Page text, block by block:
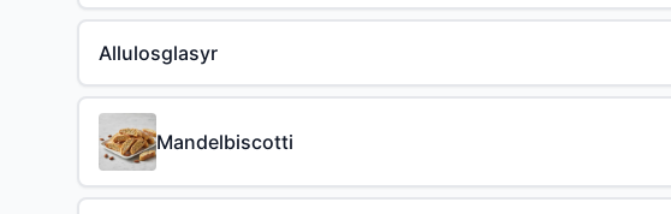
Allulosglasyr
Mandelbiscotti